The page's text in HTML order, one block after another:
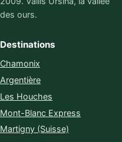
des ours.
Destinations
Chamonix
Argentière
Les Houches
Mont-Blanc Express
Martigny (Suisse)